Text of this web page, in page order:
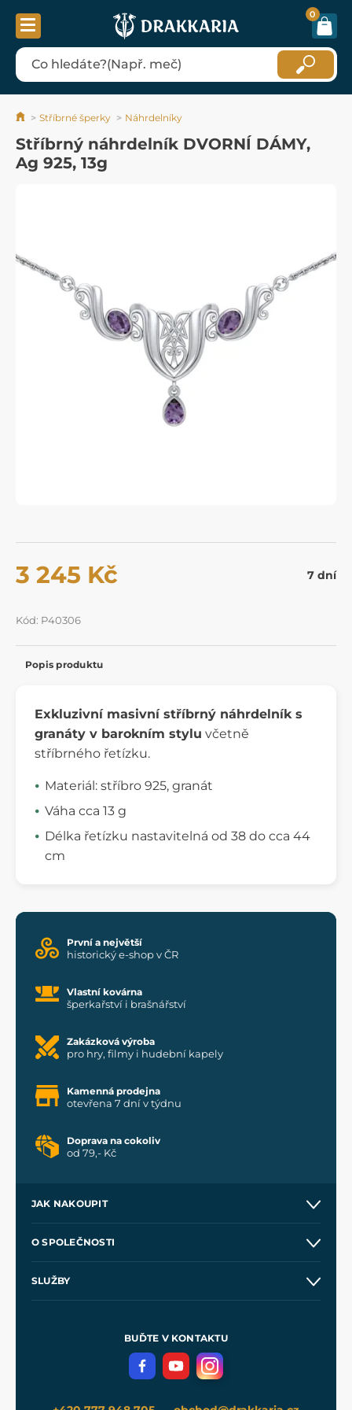
0
Stříbrné šperky Náhrdelníky
Stříbrný náhrdelník DVORNÍ DÁMY,
Ag 925, 13g
3 245 Kč 7 dní
Kód: P40306
Popis produktu
Exkluzivní masivní stříbrný náhrdelník s
granáty v barokním stylu včetně
stříbrného řetízku.
Materiál: stříbro 925, granát
Váha cca 13 g
Délka řetízku nastavitelná od 38 do cca 44
cm
První a největší
historický e-shop v ČR
Vlastní kovárna
šperkařství i brašnářství
Zakázková výroba
pro hry, filmy i hudební kapely
Kamenná prodejna
otevřena 7 dní v týdnu
Doprava na cokoliv
od 79,- Kč
JAK NAKOUPIT
Velkoobchod
O SPOLEČNOSTI
SLUŽBY
Meče pro Kingdom Come
BUĎTE V KONTAKTU